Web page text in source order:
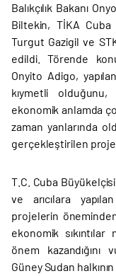
Balıkçılık Bakanı
Biltekin, TİKA Cuba
Turgut Gazigil ve
edildi. Törende
Onyito Adigo,
kıymetli olduğunu,
ekonomik anlamda
zaman yanlarında
gerçekleştirilen
T.C. Cuba
ve arıcılara
projelerin
ekonomik sıkıntılar
önem
Güney Sudan